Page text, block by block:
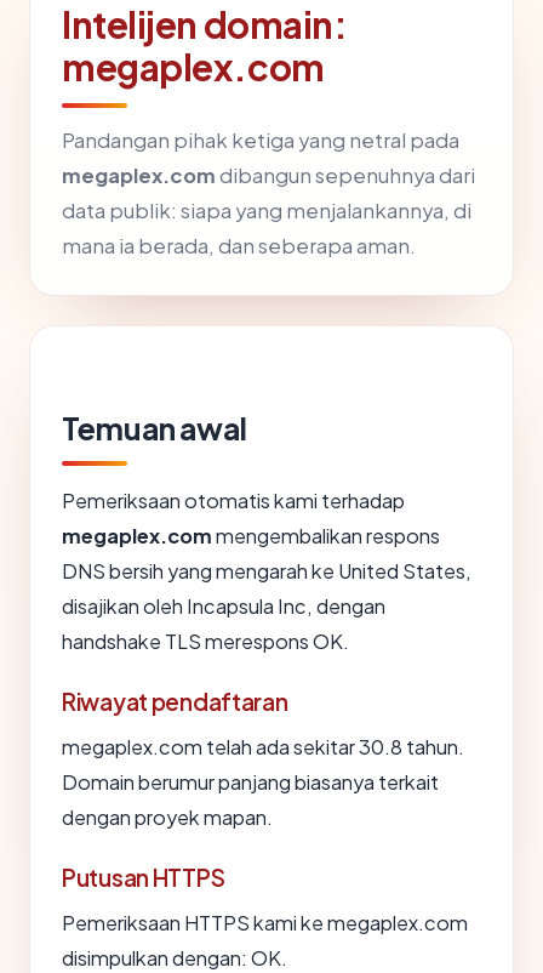
Intelijen domain:
megaplex.com
Pandangan pihak ketiga yang netral pada
megaplex.comdibangun sepenuhnya dari
data publik: siapa yang menjalankannya, di
mana ia berada, dan seberapa aman.
Temuan awal
Pemeriksaan otomatis kami terhadap
megaplex.commengembalikan respons
DNS bersih yang mengarah ke United States,
disajikan oleh Incapsula Inc, dengan
handshake TLS merespons OK.
Riwayat pendaftaran
megaplex.com telah ada sekitar 30.8 tahun.
Domain berumur panjang biasanya terkait
dengan proyek mapan.
Putusan HTTPS
Pemeriksaan HTTPS kami ke megaplex.com
disimpulkan dengan: OK.